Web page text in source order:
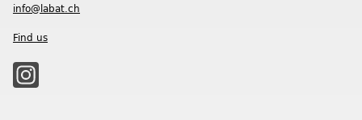
info@labat.ch
Find us